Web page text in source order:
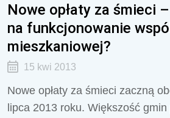
Nowe opłaty za śmieci
na funkcjonowanie
mieszkaniowej?
15 kwi 2013
Nowe opłaty za śmieci zaczną
lipca 2013 roku. Większość gmin